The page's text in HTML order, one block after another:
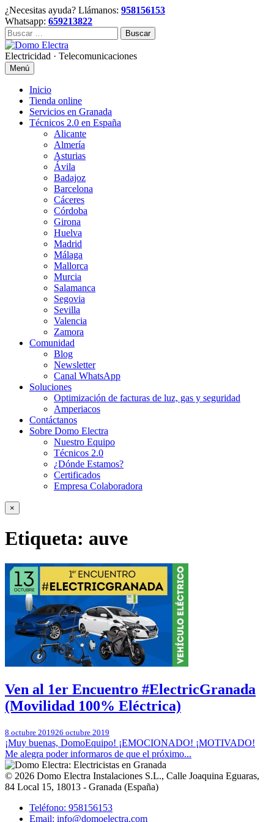
Skip
to
content
¿Necesitas ayuda? Llámanos: 958156153
Whatsapp: 659213822
Buscar:
Electricidad · Telecomunicaciones
Menú
Inicio
Tienda online
Servicios en Granada
Técnicos 2.0 en España
Alicante
Almería
Asturias
Ávila
Badajoz
Barcelona
Cáceres
Córdoba
Girona
Huelva
Madrid
Málaga
Mallorca
Murcia
Salamanca
Segovia
Sevilla
Valencia
Zamora
Comunidad
Blog
Newsletter
Canal WhatsApp
Soluciones
Optimización de facturas de luz, gas y seguridad
Amperiacos
Contáctanos
Sobre Domo Electra
Nuestro Equipo
Técnicos 2.0
¿Dónde Estamos?
Certificados
Empresa Colaboradora
×
Etiqueta: auve
Ven al 1er Encuentro #ElectricGranada
(Movilidad 100% Eléctrica)
8 octubre 201926 octubre 2019
¡Muy buenas, DomoEquipo! ¡EMOCIONADO! ¡MOTIVADO!
Me alegra poder informaros de que el próximo...
© 2026 Domo Electra Instalaciones S.L., Calle Joaquina Eguaras,
84 Local 15, 18013 - Granada (España)
Teléfono: 958156153
Email: info@domoelectra.com